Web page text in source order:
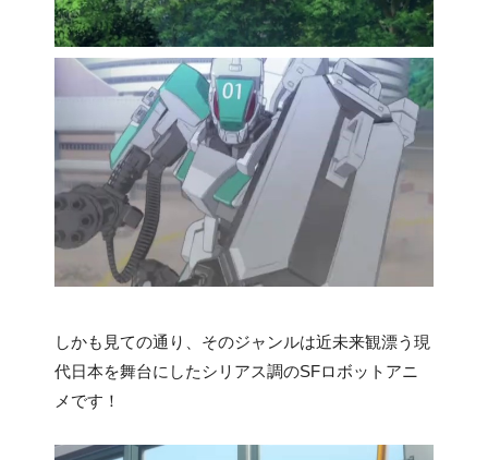
しかも見ての通り、そのジャンルは近未来観漂う現
代日本を舞台にしたシリアス調のSFロボットアニ
メです！